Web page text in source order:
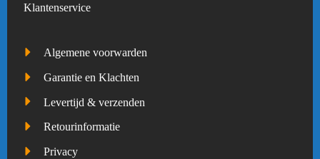
Klantenservice
Algemene voorwarden
Garantie en Klachten
Levertijd & verzenden
Retourinformatie
Privacy